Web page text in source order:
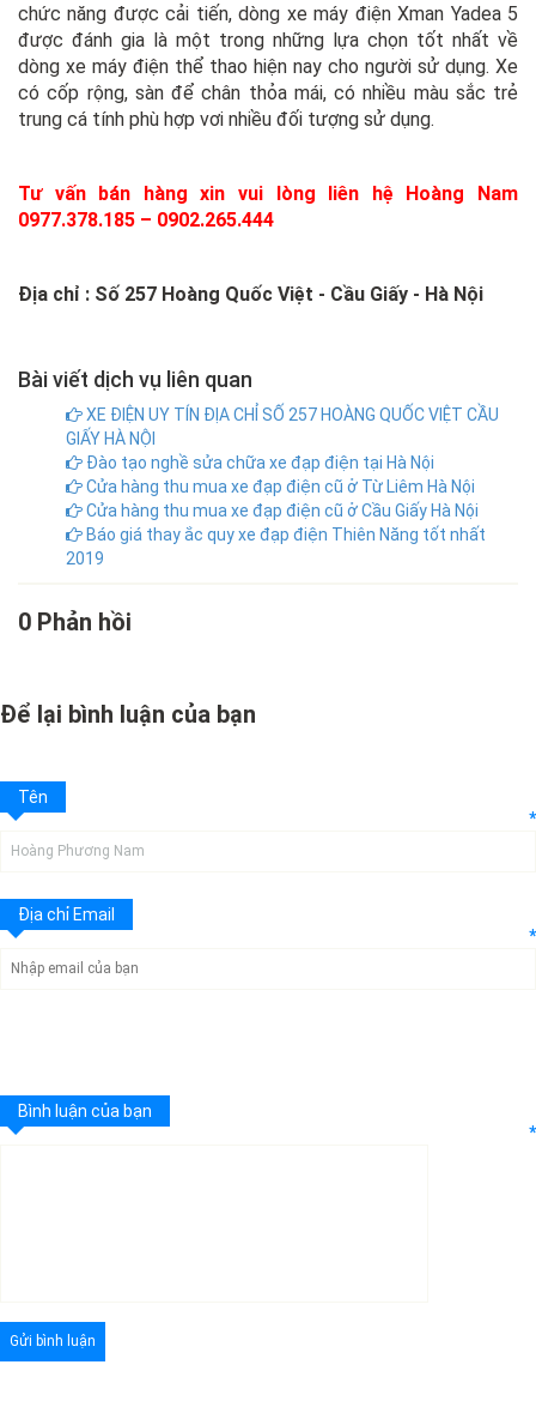
chức năng được cải tiến, dòng xe máy điện Xman Yadea 5
được đánh gia là một trong những lựa chọn tốt nhất về
dòng xe máy điện thể thao hiện nay cho người sử dụng. Xe
có cốp rộng, sàn để chân thỏa mái, có nhiều màu sắc trẻ
trung cá tính phù hợp vơi nhiều đối tượng sử dụng.
Tư vấn bán hàng xin vui lòng liên hệ Hoàng Nam
0977.378.185 – 0902.265.444
Địa chỉ : Số 257 Hoàng Quốc Việt - Cầu Giấy - Hà Nội
Bài viết dịch vụ liên quan
XE ĐIỆN UY TÍN ĐỊA CHỈ SỐ 257 HOÀNG QUỐC VIỆT CẦU
GIẤY HÀ NỘI
Đào tạo nghề sửa chữa xe đạp điện tại Hà Nội
Cửa hàng thu mua xe đạp điện cũ ở Từ Liêm Hà Nội
Cửa hàng thu mua xe đạp điện cũ ở Cầu Giấy Hà Nội
Báo giá thay ắc quy xe đạp điện Thiên Năng tốt nhất
2019
0 Phản hồi
Để lại bình luận của bạn
Tên
*
Địa chỉ Email
*
Bình luận của bạn
*